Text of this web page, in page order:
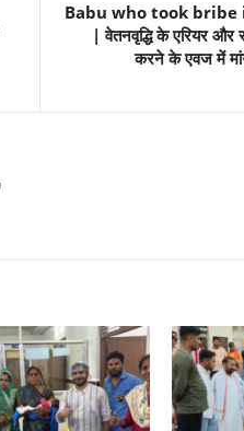
Babu who took bribe
| वेतनवृद्धि के एरियर और
करने के एवज में